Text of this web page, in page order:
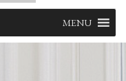
MENU